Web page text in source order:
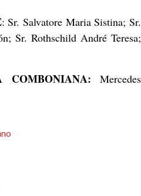
: Sr. Salvatore Maria Sistina; Sr.
Sr. Rothschild André Teresa;
COMBONIANA: Mercedes